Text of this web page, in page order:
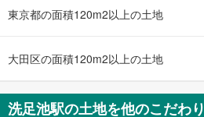
東京都の面積120m2以上の土地
大田区の面積120m2以上の土地
洗足池駅の土地を他のこだわ